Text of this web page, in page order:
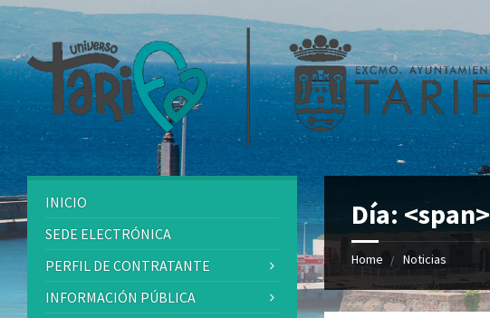
Día:
Home Noticias
INICIO
SEDE ELECTRÓNICA
PERFIL DE CONTRATANTE
INFORMACIÓN PÚBLICA